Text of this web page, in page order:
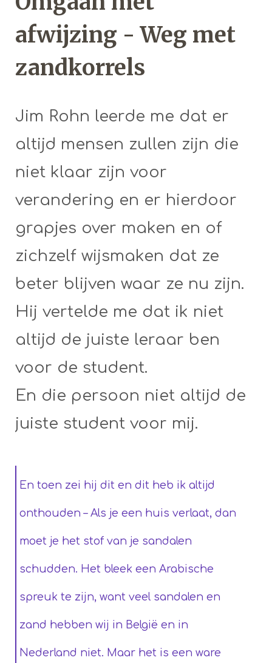
afwijzing - Weg met
zandkorrels
Jim Rohn leerde me dat er
altijd mensen zullen zijn die
niet klaar zijn voor
verandering en er hierdoor
grapjes over maken en of
zichzelf wijsmaken dat ze
beter blijven waar ze nu zijn.
Hij vertelde me dat ik niet
altijd de juiste leraar ben
voor de student.
En die persoon niet altijd de
juiste student voor mij.
En toen zei hij dit en dit heb ik altijd
onthouden – Als je een huis verlaat, dan
moet je het stof van je sandalen
schudden. Het bleek een Arabische
spreuk te zijn, want veel sandalen en
zand hebben wij in België en in
Nederland niet. Maar het is een ware